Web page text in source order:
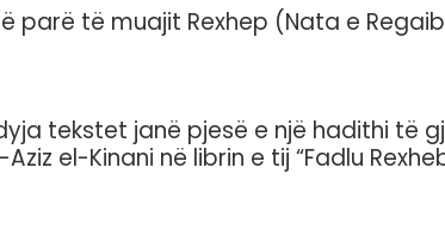
parë të muajit Rexhep (Nata e
tekstet janë pjesë e një hadithi të
el-Kinani në librin e tij “Fadlu